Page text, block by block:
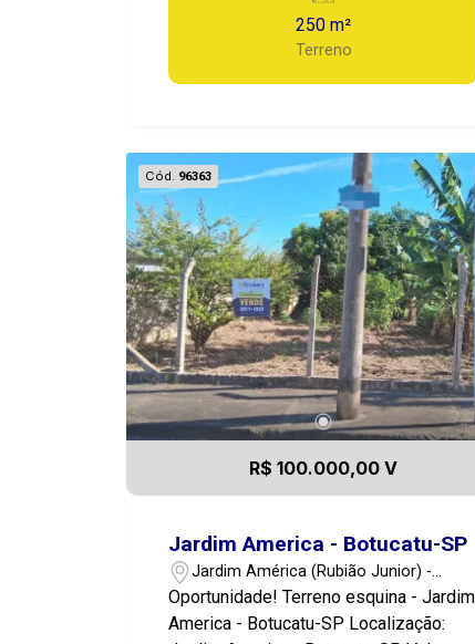
250 m²
Terreno
Cód. 96363
R$ 100.000,00 V
Jardim America - Botucatu-SP
Jardim América (Rubião Junior) -
Botucatu/SP
Oportunidade! Terreno esquina - Jardim
America - Botucatu-SP Localização: